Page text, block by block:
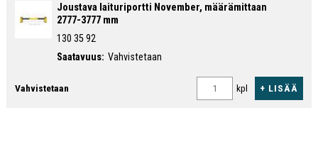
Joustava laituriportti November, määrämittaan
2777-3777 mm
130 35 92
Saatavuus: Vahvistetaan
Vahvistetaan kpl + LISÄÄ